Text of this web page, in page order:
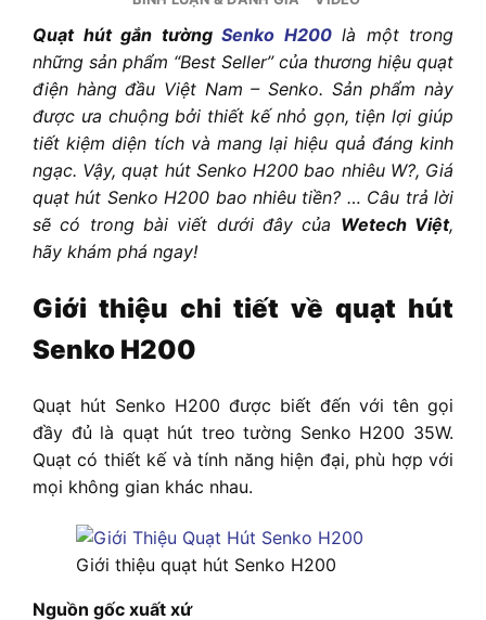
Quạt hút gắn tường Senko H200là một trong
những sản phẩm “Best Seller” của thương hiệu quạt
điện hàng đầu Việt Nam – Senko. Sản phẩm này
được ưa chuộng bởi thiết kế nhỏ gọn, tiện lợi giúp
tiết kiệm diện tích và mang lại hiệu quả đáng kinh
ngạc. Vậy, quạt hút Senko H200 bao nhiêu W?, Giá
quạt hút Senko H200 bao nhiêu tiền? … Câu trả lời
sẽ có trong bài viết dưới đây của Wetech Việt,
hãy khám phá ngay!
Giới thiệu chi tiết về quạt hút
Senko H200
Quạt hút Senko H200 được biết đến với tên gọi
đầy đủ là quạt hút treo tường Senko H200 35W.
Quạt có thiết kế và tính năng hiện đại, phù hợp với
mọi không gian khác nhau.
Giới thiệu quạt hút Senko H200
Nguồn gốc xuất xứ